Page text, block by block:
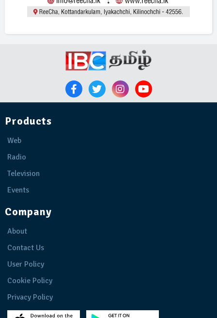
Products
Web
Radio
Television
Events
Company
About
Contact Us
User Policy
Cookie Policy
Privacy Policy